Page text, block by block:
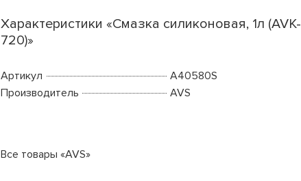
Характеристики «Смазка силиконовая, 1л (AVK-
720)»
Артикул
A40580S
Производитель
AVS
Все товары «AVS»